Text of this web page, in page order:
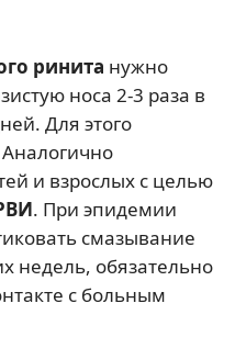
ринита нужно
носа 2-3 раза в
Для этого
Аналогично
и взрослых с целью
. При эпидемии
смазывание
недель, обязательно
с больным